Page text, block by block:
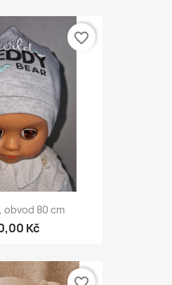
obvod 80 cm
Kč
favorite_border